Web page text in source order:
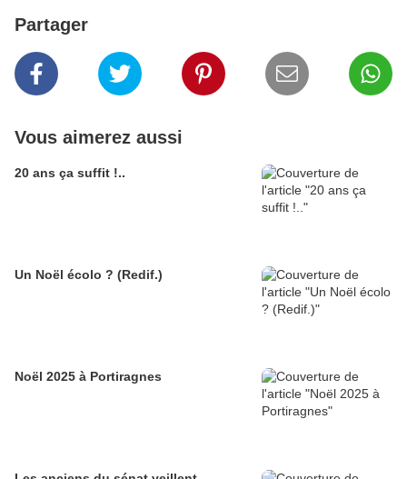
Partager
Vous aimerez aussi
20 ans ça suffit !..
Un Noël écolo ? (Redif.)
Noël 2025 à Portiragnes